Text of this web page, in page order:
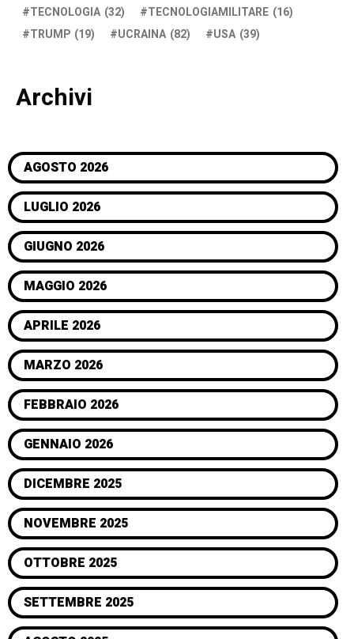
TECNOLOGIA (32) TECNOLOGIAMILITARE (16)
TRUMP (19) UCRAINA (82) USA (39)
Archivi
AGOSTO 2026
LUGLIO 2026
GIUGNO 2026
MAGGIO 2026
APRILE 2026
MARZO 2026
FEBBRAIO 2026
GENNAIO 2026
DICEMBRE 2025
NOVEMBRE 2025
OTTOBRE 2025
SETTEMBRE 2025